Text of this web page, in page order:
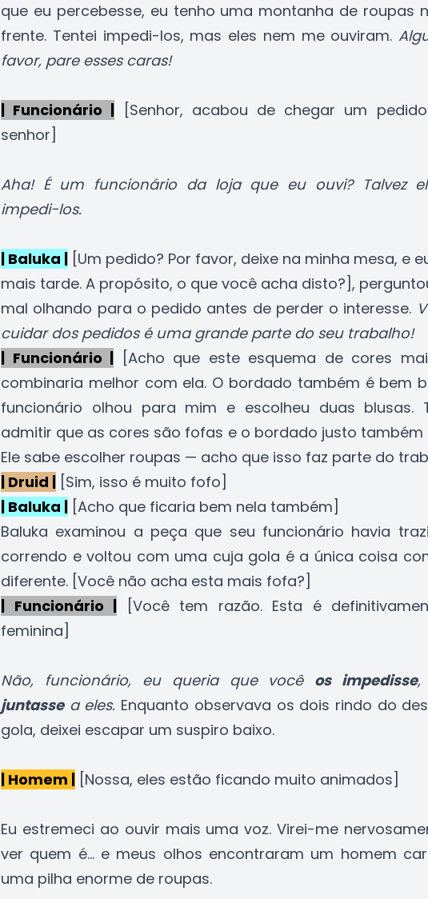
que eu percebesse, eu tenho uma montanha de roupas
frente. Tentei impedi-los, mas eles nem me ouviram.
favor, pare esses caras!
| Funcionário | [Senhor, acabou de chegar um
senhor]
Aha! É um funcionário da loja que eu ouvi? Talvez
impedi-los.
| Baluka | [Um pedido? Por favor, deixe na minha mesa, e
mais tarde. A propósito, o que você acha disto?],
mal olhando para o pedido antes de perder o interesse.
cuidar dos pedidos é uma grande parte do seu trabalho!
| Funcionário | [Acho que este esquema de cores
combinaria melhor com ela. O bordado também é bem
funcionário olhou para mim e escolheu duas blusas.
admitir que as cores são fofas e o bordado justo também
Ele sabe escolher roupas — acho que isso faz parte do
| Druid | [Sim, isso é muito fofo]
| Baluka | [Acho que ficaria bem nela também]
Baluka examinou a peça que seu funcionário havia
correndo e voltou com uma cuja gola é a única coisa
diferente. [Você não acha esta mais fofa?]
| Funcionário | [Você tem razão. Esta é
feminina]
Não, funcionário, eu queria que você os impedisse,
juntassea eles. Enquanto observava os dois rindo do
gola, deixei escapar um suspiro baixo.
| Homem | [Nossa, eles estão ficando muito animados]
Eu estremeci ao ouvir mais uma voz. Virei-me
ver quem é... e meus olhos encontraram um homem
uma pilha enorme de roupas.